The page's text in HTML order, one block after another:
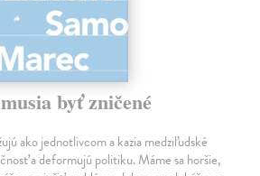
byť zničené
ako jednotlivcom a kazia medziľudské
a deformujú politiku. Máme sa horšie,